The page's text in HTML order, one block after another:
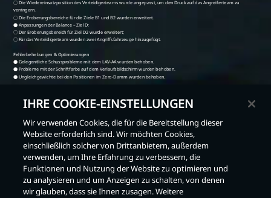
IHRE COOKIE-EINSTELLUNGEN
Wir verwenden Cookies, die für die Bereitstellung dieser
Website erforderlich sind. Wir möchten Cookies,
einschließlich solcher von Drittanbietern, außerdem
verwenden, um Ihre Erfahrung zu verbessern, die
Funktionen und Nutzung der Website zu optimieren und
zu analysieren und um Anzeigen zu schalten, von denen
wir glauben, dass sie Ihnen zusagen. Weitere